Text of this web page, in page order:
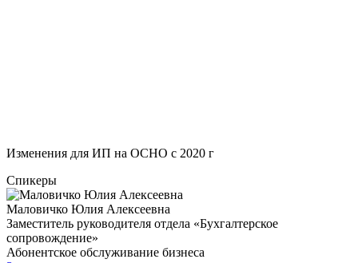
Изменения для ИП на ОСНО с 2020 г
Спикеры
Маловичко Юлия Алексеевна
Заместитель руководителя отдела «Бухгалтерское
сопровождение»
Абонентское обслуживание бизнеса